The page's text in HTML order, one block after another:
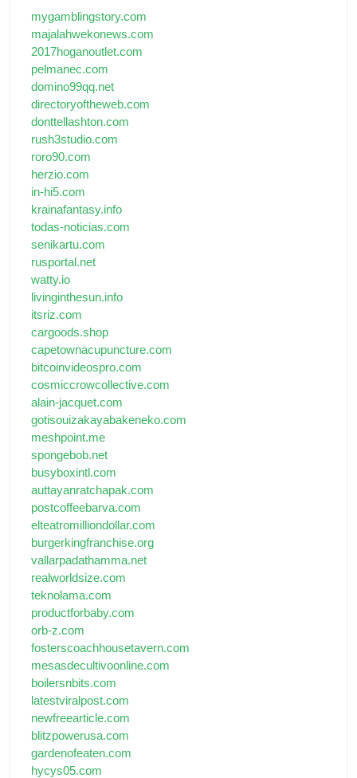
mygamblingstory.com
majalahwekonews.com
2017hoganoutlet.com
pelmanec.com
domino99qq.net
directoryoftheweb.com
donttellashton.com
rush3studio.com
roro90.com
herzio.com
in-hi5.com
krainafantasy.info
todas-noticias.com
senikartu.com
rusportal.net
watty.io
livinginthesun.info
itsriz.com
cargoods.shop
capetownacupuncture.com
bitcoinvideospro.com
cosmiccrowcollective.com
alain-jacquet.com
gotisouizakayabakeneko.com
meshpoint.me
spongebob.net
busyboxintl.com
auttayanratchapak.com
postcoffeebarva.com
elteatromilliondollar.com
burgerkingfranchise.org
vallarpadathamma.net
realworldsize.com
teknolama.com
productforbaby.com
orb-z.com
fosterscoachhousetavern.com
mesasdecultivoonline.com
boilersnbits.com
latestviralpost.com
newfreearticle.com
blitzpowerusa.com
gardenofeaten.com
hycys05.com